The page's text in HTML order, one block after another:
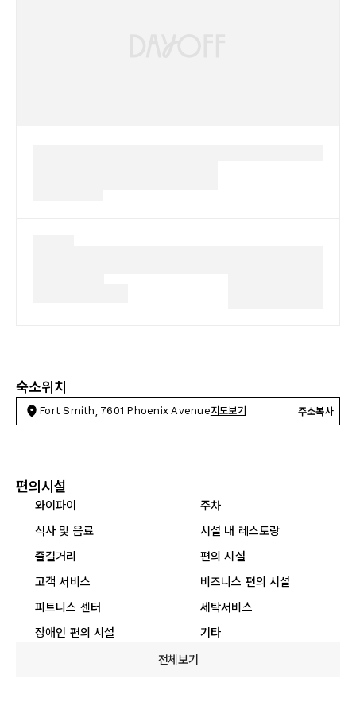
숙소위치
Fort Smith, 7601 Phoenix Avenue지도보기 주소복사
편의시설
와이파이
주차
식사 및 음료
시설 내 레스토랑
즐길거리
편의 시설
고객 서비스
비즈니스 편의 시설
피트니스 센터
세탁서비스
장애인 편의 시설
기타
전체보기